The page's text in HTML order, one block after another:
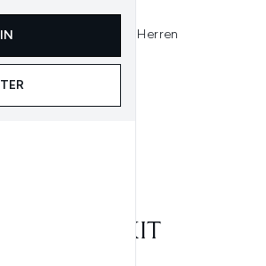
Untermenü Anmelden (Haarpflege)Untermenü Anmelden (Parfum)
Herren
WAX KIT